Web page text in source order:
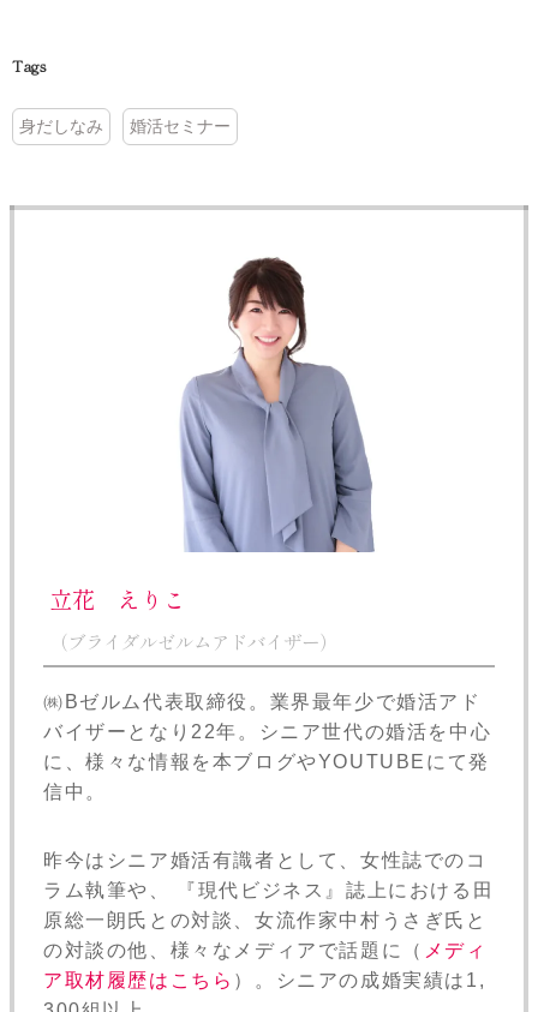
Tags
身だしなみ 婚活セミナー
立花 えりこ
（ブライダルゼルムアドバイザー）
㈱Bゼルム代表取締役。業界最年少で婚活アド
バイザーとなり22年。シニア世代の婚活を中心
に、様々な情報を本ブログやYOUTUBEにて発
信中。
昨今はシニア婚活有識者として、女性誌でのコ
ラム執筆や、 『現代ビジネス』誌上における田
原総一朗氏との対談、女流作家中村うさぎ氏と
の対談の他、様々なメディアで話題に（ メディ
ア取材履歴はこちら ）。シニアの成婚実績は1,